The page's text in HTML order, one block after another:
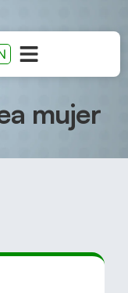
mujer